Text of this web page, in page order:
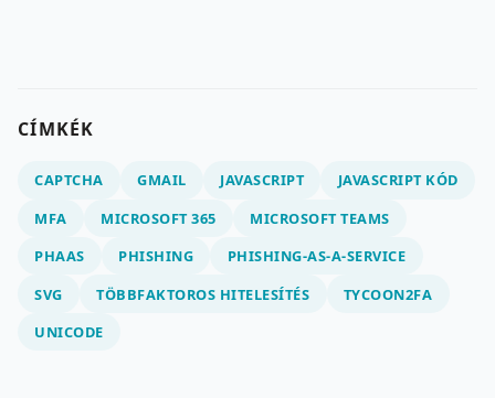
CÍMKÉK
CAPTCHA GMAIL JAVASCRIPT
JAVASCRIPT KÓD
MFA
MICROSOFT 365
MICROSOFT TEAMS
PHAAS
PHISHING
PHISHING-AS-A-SERVICE
SVG
TÖBBFAKTOROS HITELESÍTÉS
TYCOON2FA
UNICODE